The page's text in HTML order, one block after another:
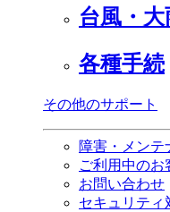
台風・
各種手続
その他のサポート
障害・メンテ
ご利用中のお
お問い合わせ
セキュリティ